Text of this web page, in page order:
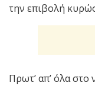
την επιβολή
Πρωτ’ απ’ όλα στο